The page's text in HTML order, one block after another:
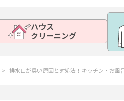
ハウス
クリーニング
排水口が臭い原因と対処法！キッチン・お